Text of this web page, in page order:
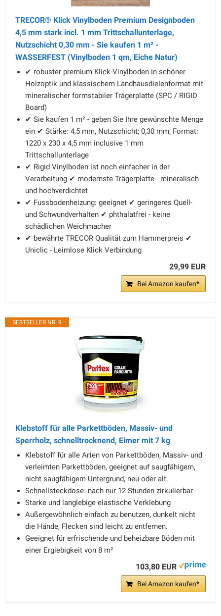
TRECOR® Klick Vinylboden Premium Designboden
4,5 mm stark incl. 1 mm Trittschallunterlage,
Nutzschicht 0,30 mm - Sie kaufen 1 m² -
WASSERFEST (Vinylboden 1 qm, Eiche Natur)
✔ robuster premium Klick-Vinylboden in schöner
Holzoptik und klassischem Landhausdielenformat mit
mineralischer formstabiler Trägerplatte (SPC / RIGID
Board)
✔ Sie kaufen 1 m² - geben Sie Ihre gewünschte Menge
ein ✔ Stärke: 4,5 mm, Nutzschicht; 0,30 mm, Format:
1220 x 230 x 4,5 mm inclusive 1 mm
Trittschallunterlage
✔ Rigid Vinylboden ist noch einfacher in der
Verarbeitung ✔ modernste Trägerplatte - mineralisch
und hochverdichtet
✔ Fussbodenheizung: geeignet ✔ geringeres Quell-
und Schwundverhalten ✔ phthalatfrei - keine
schädlichen Weichmacher
✔ bewährte TRECOR Qualität zum Hammerpreis ✔
Uniclic - Leimlose Klick Verbindung
29,99 EUR
Bei Amazon kaufen*
BESTSELLER NR. 9
Klebstoff für alle Parkettböden, Massiv- und
Sperrholz, schnelltrocknend, Eimer mit 7 kg
Klebstoff für alle Arten von Parkettböden, Massiv- und
verleimten Parkettböden, geeignet auf saugfähigem,
nicht saugfähigem Untergrund, neu oder alt.
Schnellsteckdose: nach nur 12 Stunden zirkulierbar
Starke und langlebige elastische Verklebung
Außergewöhnlich einfach zu benutzen, dunkelt nicht
die Hände, Flecken sind leicht zu entfernen.
Geeignet für erfrischende und beheizbare Böden mit
einer Ergiebigkeit von 8 m²
103,80 EUR
Bei Amazon kaufen*